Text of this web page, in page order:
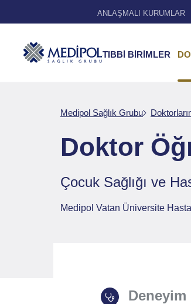
ANLAŞMALI KURUMLAR
TIBBİ BİRİMLER
Medipol Sağlık Grubu
Doktor
Çocuk Sağlığı ve
Medipol Vatan Üniversite
Deneyim